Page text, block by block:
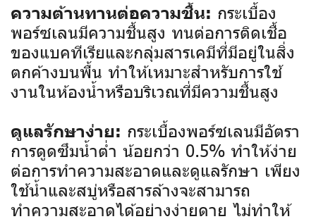
ความต้านทานต่อความชื้น: กระเบื้อง
พอร์ซเลนมีความชื้นสูง ทนต่อการติดเชื้อ
ของแบคทีเรียและกลุ่มสารเคมีที่มีอยู่ในสิ่ง
ตกค้างบนพื้น ทำให้เหมาะสำหรับการใช้
งานในห้องน้ำหรือบริเวณที่มีความชื้นสูง
ดูแลรักษาง่าย: กระเบื้องพอร์ซเลนมีอัตรา
การดูดซึมน้ำต่ำ น้อยกว่า 0.5% ทำให้ง่าย
ต่อการทำความสะอาดและดูแลรักษา เพียง
ใช้น้ำและสบู่หรือสารล้างจะสามารถ
ทำความสะอาดได้อย่างง่ายดาย ไม่ทำให้